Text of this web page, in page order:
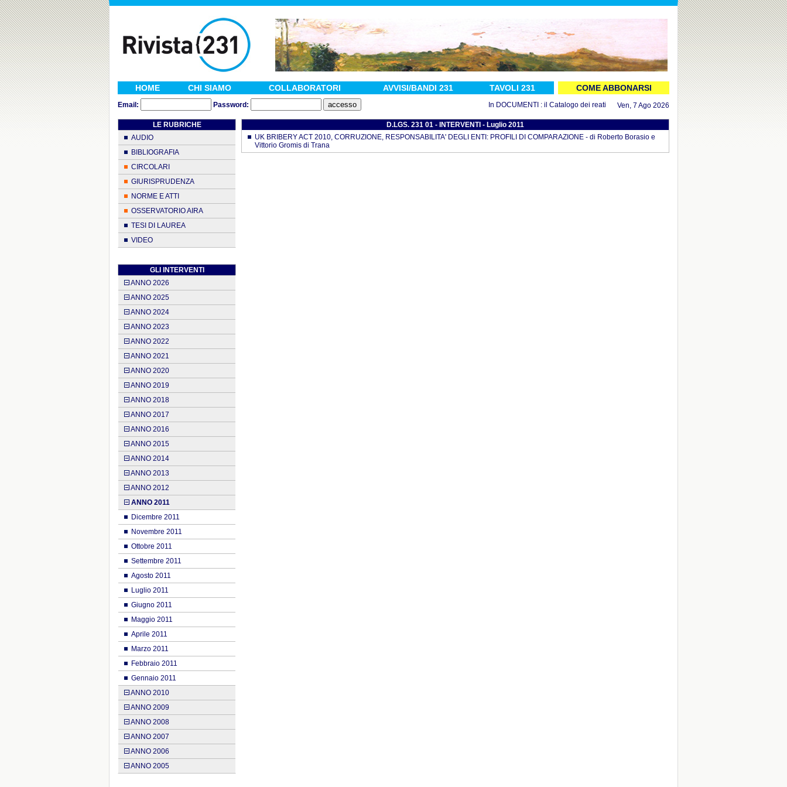
HOME CHI SIAMO COLLABORATORI AVVISI/BANDI 231 TAVOLI 231 COME ABBONARSI
Email: Password: In DOCUMENTI : il Catalogo dei reati aggiornato al 16 luglio 2026
Ven, 7 Ago 2026
LE RUBRICHE
AUDIO
BIBLIOGRAFIA
CIRCOLARI
GIURISPRUDENZA
NORME E ATTI
OSSERVATORIO AIRA
TESI DI LAUREA
VIDEO
GLI INTERVENTI
ANNO 2026
ANNO 2025
ANNO 2024
ANNO 2023
ANNO 2022
ANNO 2021
ANNO 2020
ANNO 2019
ANNO 2018
ANNO 2017
ANNO 2016
ANNO 2015
ANNO 2014
ANNO 2013
ANNO 2012
ANNO 2011
Dicembre 2011
Novembre 2011
Ottobre 2011
Settembre 2011
Agosto 2011
Luglio 2011
Giugno 2011
Maggio 2011
Aprile 2011
Marzo 2011
Febbraio 2011
Gennaio 2011
ANNO 2010
ANNO 2009
ANNO 2008
ANNO 2007
ANNO 2006
ANNO 2005
D.LGS. 231 01 - INTERVENTI - Luglio 2011
UK BRIBERY ACT 2010, CORRUZIONE, RESPONSABILITA' DEGLI ENTI: PROFILI DI COMPARAZIONE - di Roberto Borasio e
Vittorio Gromis di Trana